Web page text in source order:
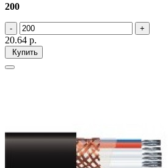
200
20.64 р.
Купить